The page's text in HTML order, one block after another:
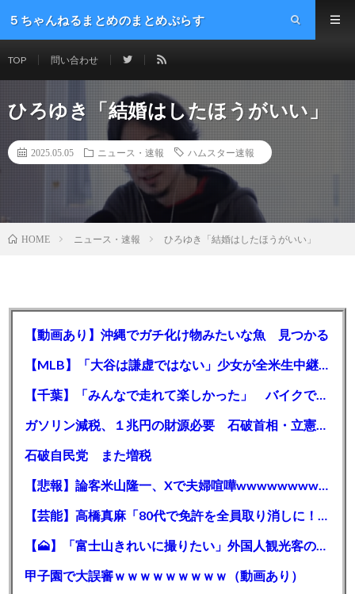
５ちゃんねるまとめのまとめぷらす
TOP 問い合わせ
ひろゆき「結婚はしたほうがいい」
2025.05.05 ニュース・速報 ハムスター速報
HOME ニュース・速報 ひろゆき「結婚はしたほうがいい」
【動画あり】沖縄でガチ化け物みたいな魚 見つかる
【MLB】「大谷は謙虚ではない」少女が全米生中継で突然の大谷翔平批判 サイン無視された過去明かす
【千葉】「みんなで走れて楽しかった」 バイクでバースデー集団暴走 男女５７人を書類送検 SNSで参加者募る
ガソリン減税、１兆円の財源必要 石破首相・立憲野田氏「財源は死に物狂いで確保しなければならない」「本当に死に物狂いで」
石破自民党 また増税
【悲報】論客米山隆一、Xで夫婦喧嘩wwwwwwwwwwww
【芸能】高橋真麻「80代で免許を全員取り消しに！」 高齢ドライバーの事故問題で、高齢者の運転免許取り消し法を提案
【🗻】「富士山きれいに撮りたい」外国人観光客のレンタカー事故が急増…「ハンドルが逆で慣れず」、道の狭さも
甲子園で大誤審ｗｗｗｗｗｗｗｗｗ（動画あり）